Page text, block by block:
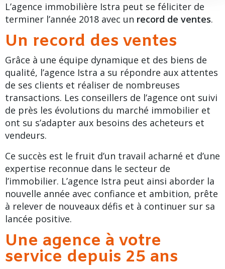
L’agence immobilière Istra peut se féliciter de
terminer l’année 2018 avec un record de ventes.
Un record des ventes
Grâce à une équipe dynamique et des biens de
qualité, l’agence Istra a su répondre aux attentes
de ses clients et réaliser de nombreuses
transactions. Les conseillers de l’agence ont suivi
de près les évolutions du marché immobilier et
ont su s’adapter aux besoins des acheteurs et
vendeurs.
Ce succès est le fruit d’un travail acharné et d’une
expertise reconnue dans le secteur de
l’immobilier. L’agence Istra peut ainsi aborder la
nouvelle année avec confiance et ambition, prête
à relever de nouveaux défis et à continuer sur sa
lancée positive.
Une agence à votre
service depuis 25 ans